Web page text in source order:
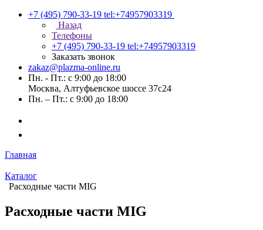
+7 (495) 790-33-19 tel:+74957903319
Назад
Телефоны
+7 (495) 790-33-19 tel:+74957903319
Заказать звонок
zakaz@plazma-online.ru
Пн. - Пт.: с 9:00 до 18:00
Москва, Алтуфьевское шоссе 37с24
Пн. – Пт.: с 9:00 до 18:00
Главная
Каталог
Расходные части MIG
Расходные части MIG